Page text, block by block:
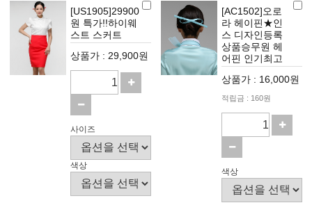
[US1905]29900
원 특가!!하이웨
스트 스커트
상품가 : 29,900원
사이즈
색상
[AC1502]오로
라 헤이핀★인
스 디자인등록
상품승무원 헤
어핀 인기최고
상품가 : 16,000원
적립금 : 160원
색상